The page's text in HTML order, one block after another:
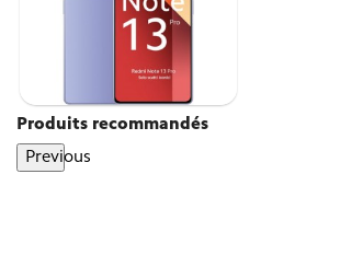
Produits recommandés
Previous